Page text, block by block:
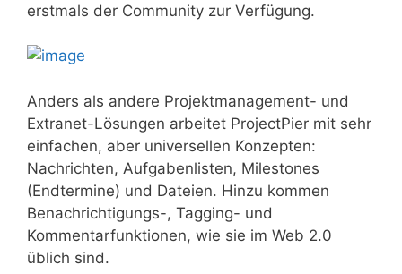
erstmals der Community zur Verfügung.
Anders als andere Projektmanagement- und
Extranet-Lösungen arbeitet ProjectPier mit sehr
einfachen, aber universellen Konzepten:
Nachrichten, Aufgabenlisten, Milestones
(Endtermine) und Dateien. Hinzu kommen
Benachrichtigungs-, Tagging- und
Kommentarfunktionen, wie sie im Web 2.0
üblich sind.